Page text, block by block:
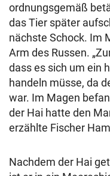
ordnungsgemäß
das Tier später
nächste Schock. Im
Arm des Russen.
dass es sich um ein
handeln müsse, da
war. Im Magen
der Hai hatte den
erzählte Fischer
Nachdem der Hai